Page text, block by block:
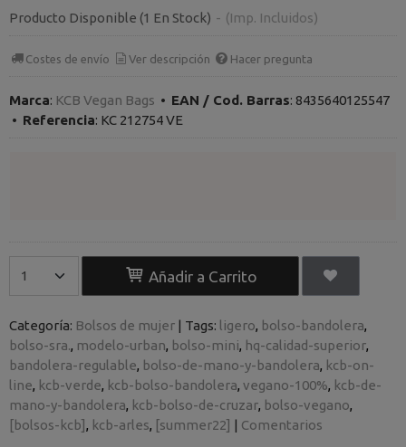
Producto Disponible (1 En Stock) - (Imp. Incluidos)
Costes de envío Ver descripción Hacer pregunta
Marca: KCB Vegan Bags • EAN / Cod. Barras: 8435640125547
• Referencia: KC 212754 VE
Añadir a Carrito
Categoría: Bolsos de mujer | Tags: ligero bolso-bandolera
bolso-sra. modelo-urban bolso-mini hq-calidad-superior
bandolera-regulable bolso-de-mano-y-bandolera kcb-on-
line kcb-verde kcb-bolso-bandolera vegano-100% kcb-de-
mano-y-bandolera kcb-bolso-de-cruzar bolso-vegano
[bolsos-kcb]
kcb-arles [summer22] | Comentarios